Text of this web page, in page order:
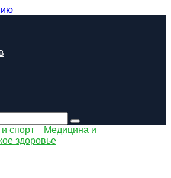
спорт
Медицина и
здоровье